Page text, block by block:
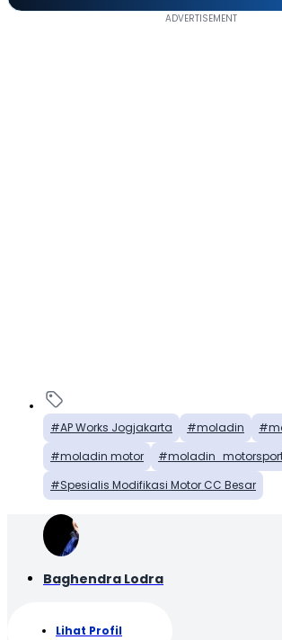
AP Works Jogjakarta moladin
moladin motor
Spesialis Modifikasi Motor CC Besar
Baghendra Lodra
Lihat Profil